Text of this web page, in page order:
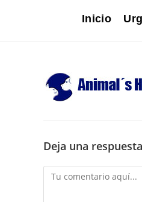
Inicio
Deja una respuesta